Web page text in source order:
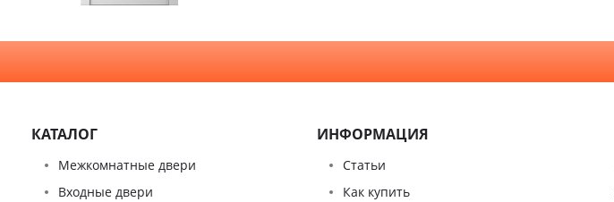
КАТАЛОГ
Межкомнатные двери
Входные двери
ИНФОРМАЦИЯ
Статьи
Как купить